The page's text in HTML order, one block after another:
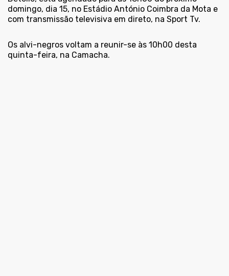
domingo, dia 15, no Estádio António Coimbra da Mota e
com transmissão televisiva em direto, na Sport Tv.
Os alvi-negros voltam a reunir-se às 10h00 desta
quinta-feira, na Camacha.